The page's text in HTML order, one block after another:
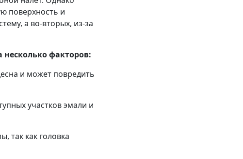
поверхность и
а во-вторых, из-за
факторов:
и может повредить
участков эмали и
так как головка